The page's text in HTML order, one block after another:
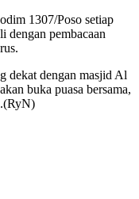
1307/Poso setiap
dengan pembacaan
dekat dengan masjid Al
buka puasa bersama,